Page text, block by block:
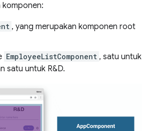
komponen:
, yang merupakan komponen root
EmployeeListComponent , satu untuk
satu untuk R&D.